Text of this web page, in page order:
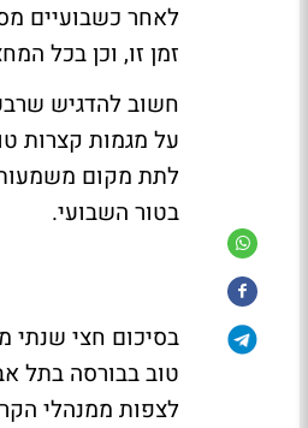
לאחר כשבועיים
זמן זו, וכן בכל המחצית הראשונה של
חשוב להדגיש
על מגמות קצרות
לתת מקום
בטור השבועי.
לצפות ממנהלי